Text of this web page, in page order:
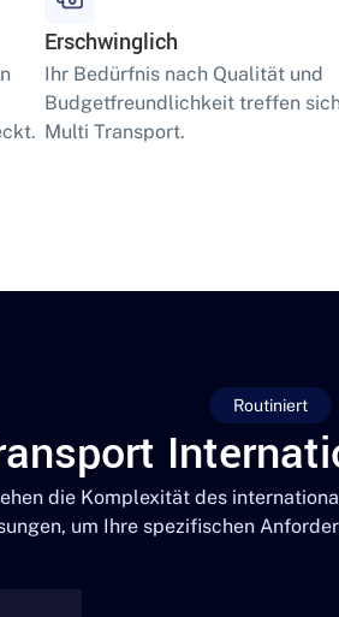
Erschwinglich
Ihr Bedürfnis nach Qualität und
Budgetfreundlichkeit treffen
Multi Transport.
Routiniert
die Komplexität des
um Ihre spezifischen